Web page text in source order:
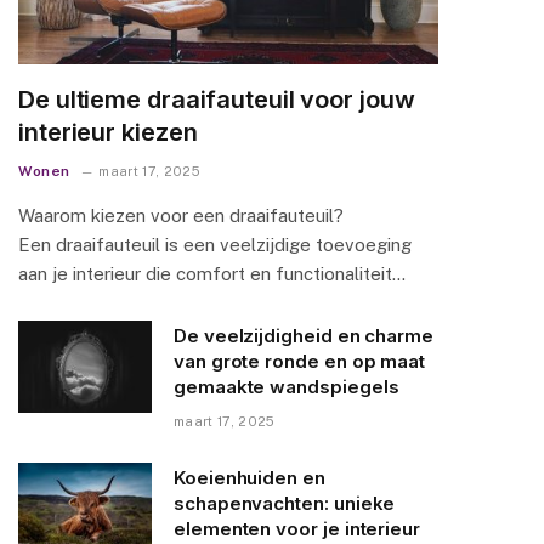
De ultieme draaifauteuil voor jouw
interieur kiezen
Wonen maart 17, 2025
Waarom kiezen voor een draaifauteuil?
Een draaifauteuil is een veelzijdige toevoeging
aan je interieur die comfort en functionaliteit…
De veelzijdigheid en charme
van grote ronde en op maat
gemaakte wandspiegels
maart 17, 2025
Koeienhuiden en
schapenvachten: unieke
elementen voor je interieur